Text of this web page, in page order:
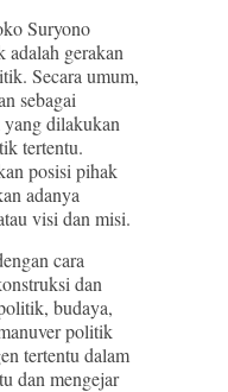
Suryono
adalah gerakan
Secara umum,
sebagai
dilakukan
tertentu.
posisi pihak
adanya
visi dan misi.
cara
dan
budaya,
politik
tertentu dalam
dan mengejar